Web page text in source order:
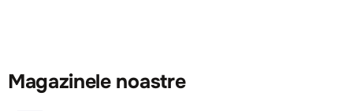
Magazinele noastre